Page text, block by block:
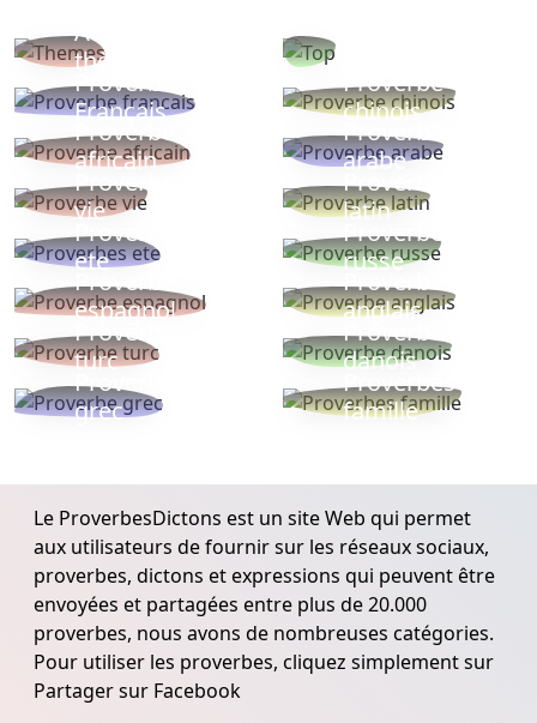
Autres
thèmes
Proverbe
Français
Proverbe
chinois
Proverbe
africain
Proverbe
arabe
Proverbe
vie
Proverbe
latin
Proverbes
ete
Proverbe
russe
Proverbe
espagnol
Proverbe
anglais
Proverbe
turc
Proverbe
danois
Proverbe
grec
Proverbes
famille
Le ProverbesDictons est un site Web qui permet
aux utilisateurs de fournir sur les réseaux sociaux,
proverbes, dictons et expressions qui peuvent être
envoyées et partagées entre plus de 20.000
proverbes, nous avons de nombreuses catégories.
Pour utiliser les proverbes, cliquez simplement sur
Partager sur Facebook